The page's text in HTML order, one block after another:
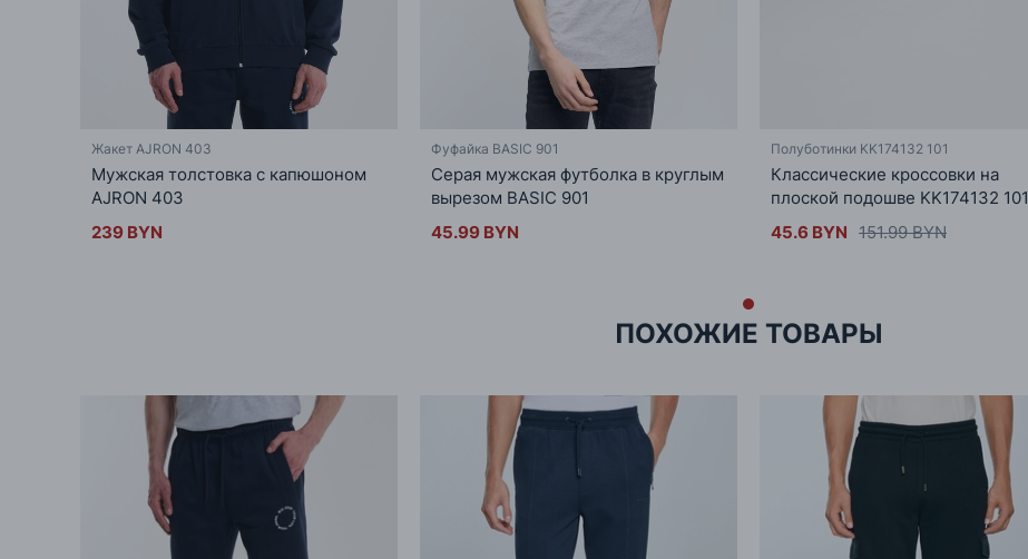
Жакет AJRON 403
Мужская толстовка с капюшоном
AJRON 403
239 BYN
Фуфайка BASIC 901
Серая мужская футболка в круглым
вырезом BASIC 901
45.99 BYN
Полуботинки KK174132 101
Классические кроссовки на
плоской подошве KK174132 101
45.6 BYN 151.99 BYN
ПОХОЖИЕ ТОВАРЫ